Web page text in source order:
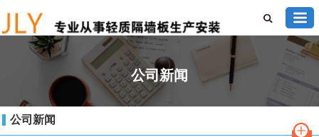
公司新闻
公司新闻